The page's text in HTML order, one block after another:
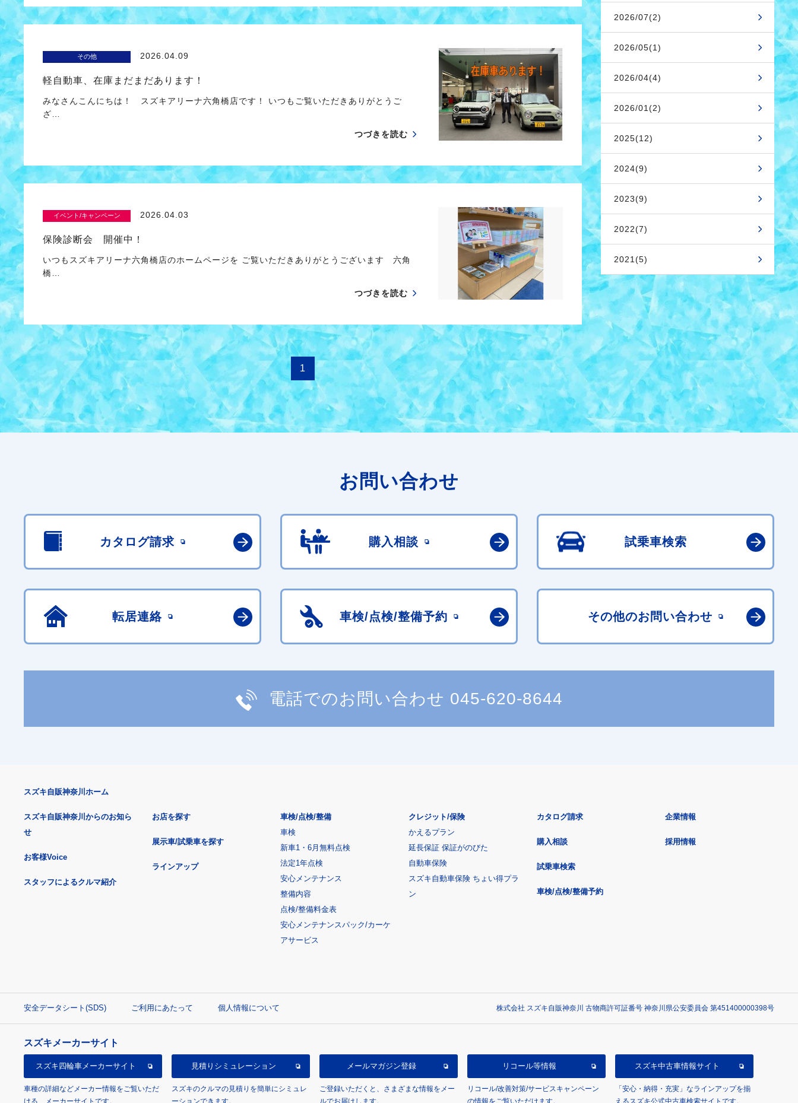
その他 2026.04.09
軽自動車、在庫まだまだあります！
みなさんこんにちは！ スズキアリーナ六角橋店です！ いつもご覧いただきありがとうご
ざ…
つづきを読む
イベント/キャンペーン 2026.04.03
保険診断会 開催中！
いつもスズキアリーナ六角橋店のホームページを ご覧いただきありがとうございます 六角
橋…
つづきを読む
1
2026/07(2)
2026/05(1)
2026/04(4)
2026/01(2)
2025(12)
2024(9)
2023(9)
2022(7)
2021(5)
お問い合わせ
カタログ請求 購入相談 試乗車検索
転居連絡 車検/点検/整備予約 その他のお問い合わせ
電話でのお問い合わせ 045-620-8644
スズキ自販神奈川ホーム
スズキ自販神奈川からのお知ら
せ
お客様Voice
スタッフによるクルマ紹介
お店を探す
展示車/試乗車を探す
ラインアップ
車検/点検/整備
車検
新車1・6月無料点検
法定1年点検
安心メンテナンス
整備内容
点検/整備料金表
安心メンテナンスパック/カーケ
アサービス
クレジット/保険
かえるプラン
延長保証 保証がのびた
自動車保険
スズキ自動車保険 ちょい得プラ
ン
カタログ請求
購入相談
試乗車検索
車検/点検/整備予約
企業情報
採用情報
安全データシート(SDS) ご利用にあたって 個人情報について 株式会社 スズキ自販神奈川 古物商許可証番号 神奈川県公安委員会 第451400000398号
スズキメーカーサイト
スズキ四輪車メーカーサイト
車種の詳細などメーカー情報をご覧いただ
ける、メーカーサイトです。
見積り シミュレーション
スズキのクルマの見積りを簡単にシミュレ
ーションできます。
メールマガジン登録
ご登録いただくと、さまざまな情報をメー
ルでお届けします。
リコール等情報
リコール/改善対策/サービスキャンペーン
の情報をご覧いただけます。
スズキ中古車情報サイト
「安心・納得・充実」なラインアップを揃
えるスズキ公式中古車検索サイトです。